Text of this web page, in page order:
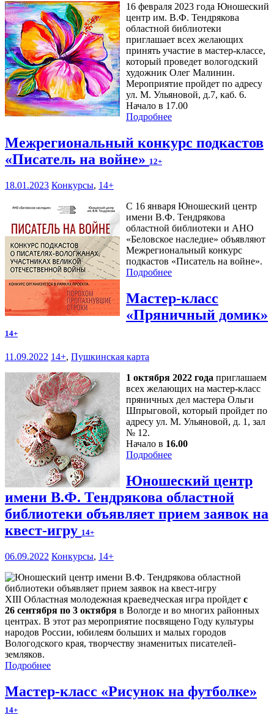
16 февраля 2023 года Юношеский
центр им. В.Ф. Тендрякова
областной библиотеки
приглашает всех желающих
принять участие в мастер-классе,
который проведет вологодский
художник Олег Малинин.
Мероприятие пройдет по адресу
ул. М. Ульяновой, д.7, каб. 6.
Начало в 17.00
Подробнее
Межрегиональный конкурс подкастов
«Писатель на войне» 12+
18.01.2023 Конкурсы, 14+
С 16 января Юношеский центр
имени В.Ф. Тендрякова
областной библиотеки и АНО
«Беловское наследие» объявляют
Межрегиональный конкурс
подкастов «Писатель на войне».
Подробнее
Мастер-класс
«Пряничный домик»
14+
11.09.2022 14+, Пушкинская карта
1 октября 2022 года приглашаем
всех желающих на мастер-класс
пряничных дел мастера Ольги
Шпрыговой, который пройдет по
адресу ул. М. Ульяновой, д. 1, зал
№ 12.
Начало в 16.00
Подробнее
Юношеский центр
имени В.Ф. Тендрякова областной
библиотеки объявляет прием заявок на
квест-игру 14+
06.09.2022 Конкурсы, 14+
XIII Областная молодежная краеведческая игра пройдет с
26 сентября по 3 октября в Вологде и во многих районных
центрах. В этот раз мероприятие посвящено Году культуры
народов России, юбилеям больших и малых городов
Вологодского края, творчеству знаменитых писателей-
земляков.
Подробнее
Мастер-класс «Рисунок на футболке»
14+